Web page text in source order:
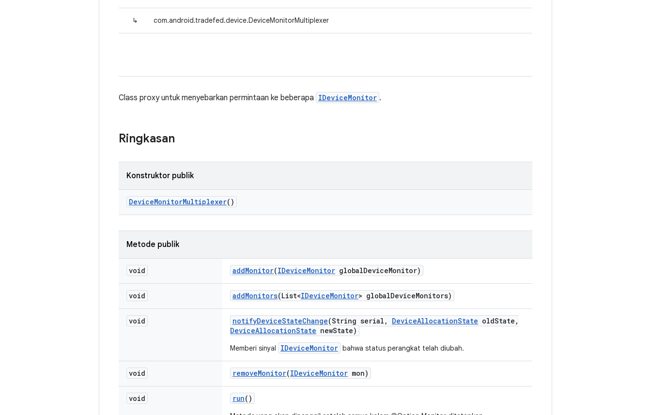
↳ com.android.tradefed.device.DeviceMonitorMultiplexer
Class proxy untuk menyebarkan permintaan ke beberapa IDeviceMonitor .
Ringkasan
Konstruktor publik
DeviceMonitorMultiplexer()
Metode publik
void addMonitor(IDeviceMonitor globalDeviceMonitor)
void addMonitors(List<IDeviceMonitor> globalDeviceMonitors)
void notifyDeviceStateChange(String serial , DeviceAllocationState oldState ,
DeviceAllocationState newState)
Memberi sinyal IDeviceMonitor bahwa status perangkat telah diubah.
void removeMonitor(IDeviceMonitor mon)
void run()